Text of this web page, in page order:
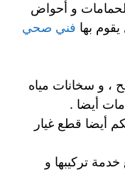
و أحواض
بها فني صحي
، و سخانات مياه
أيضا .
أيضا قطع غيار
تركيبها و